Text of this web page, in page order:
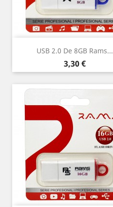
USB 2.0 De 8GB Rams...
Precio
3,30 €